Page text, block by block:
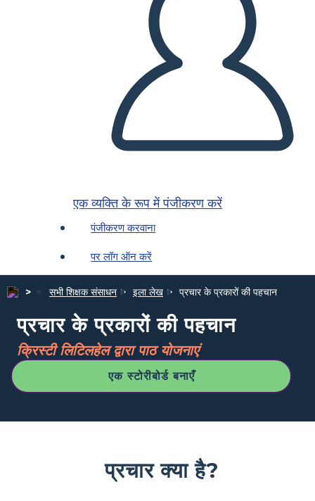
एक व्यक्ति के रूप में पंजीकरण करें
पंजीकरण करवाना
पर लॉग ऑन करें
सभी शिक्षक संसाधन इला लेख प्रचार के प्रकारों की पहचान
प्रचार के प्रकारों की पहचान
क्रिस्टी लिटिलहेल द्वारा पाठ योजनाएं
एक स्टोरीबोर्ड बनाएँ
प्रचार क्या है?